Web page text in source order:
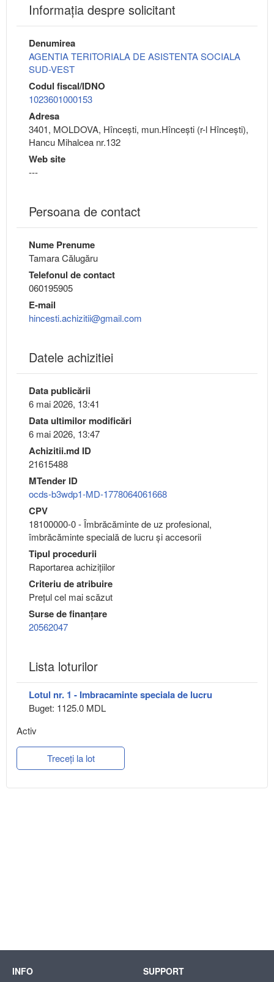
Informaţia despre solicitant
Denumirea
AGENTIA TERITORIALA DE ASISTENTA SOCIALA
SUD-VEST
Codul fiscal/IDNO
1023601000153
Adresa
3401, MOLDOVA, Hînceşti, mun.Hînceşti (r-l Hînceşti),
Hancu Mihalcea nr.132
Web site
---
Persoana de contact
Nume Prenume
Tamara Călugăru
Telefonul de contact
060195905
E-mail
hincesti.achizitii@gmail.com
Datele achizitiei
Data publicării
6 mai 2026, 13:41
Data ultimilor modificări
6 mai 2026, 13:47
Achizitii.md ID
21615488
MTender ID
ocds-b3wdp1-MD-1778064061668
CPV
18100000-0 - Îmbrăcăminte de uz profesional,
îmbrăcăminte specială de lucru şi accesorii
Tipul procedurii
Raportarea achizițiilor
Criteriu de atribuire
Preţul cel mai scăzut
Surse de finanțare
20562047
Lista loturilor
Lotul nr. 1 - Imbracaminte speciala de lucru
Buget: 1125.0 MDL
Activ
Treceți la lot
INFO SUPPORT